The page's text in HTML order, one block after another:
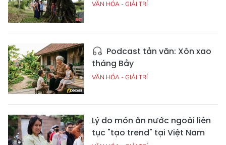
VĂN HÓA - GIẢI TRÍ
Podcast tản văn: Xôn xao
tháng Bảy
VĂN HÓA - GIẢI TRÍ
Lý do món ăn nước ngoài liên
tục "tạo trend" tại Việt Nam